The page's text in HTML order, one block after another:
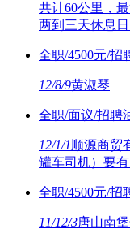
共计60公里，
两到三天休息
全职/4500元/招
12/8/9黄淑琴
全职/面议/招聘
12/1/1顺源商贸
罐车司机）要
全职/4500元/招
11/12/3唐山南